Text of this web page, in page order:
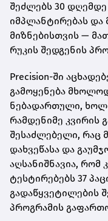
შეძლებს 30 დღემდე
იმპლანტირებას და
მიზნებისთვის —
რუკის შედგენის
Precision-ში
გამოყენება
ნებადართული,
რამდენიმე კვირის
შესაძლებელი, რაც
დახვეწასა და
აღსანიშნავია, რომ
ტესტირებებს 37
გადაწყვეტილების
პროგრამის